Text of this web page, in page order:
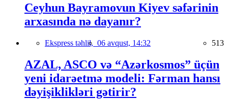
Ceyhun Bayramovun Kiyev səfərinin
arxasında nə dayanır?
Ekspress təhlil, 06 avqust, 14:32 513
AZAL, ASCO və “Azərkosmos” üçün
yeni idarəetmə modeli: Fərman hansı
dəyişiklikləri gətirir?